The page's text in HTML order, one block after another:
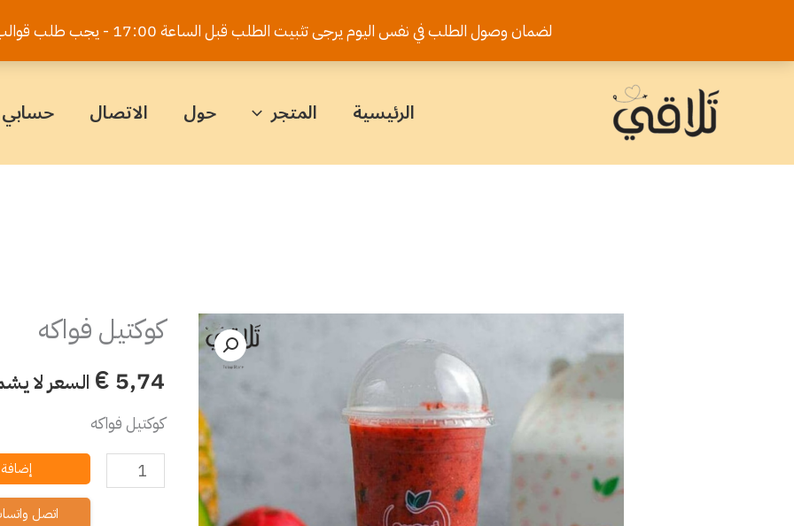
لضمان وصول الطلب في نفس اليوم يرجى تثبيت الطلب قبل الساعة 17:00 - يجب طلب قوالب الكيك قبل 5 أيام
الرئيسية المتجر حول الاتصال حسابي
كوكتيل فواكه
€ 5,74 السعر لا
كوكتيل فواكه
كمية
فواكه
اتصل